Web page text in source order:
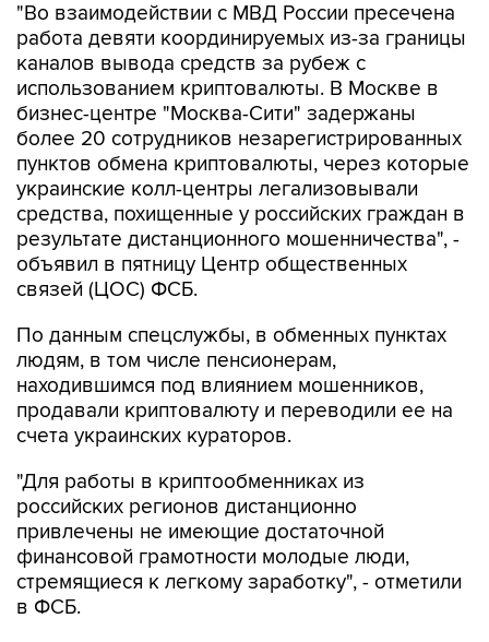
"Во взаимодействии с МВД России пресечена
работа девяти координируемых из-за границы
каналов вывода средств за рубеж с
использованием криптовалюты. В Москве в
бизнес-центре "Москва-Сити" задержаны
более 20 сотрудников незарегистрированных
пунктов обмена криптовалюты, через которые
украинские колл-центры легализовывали
средства, похищенные у российских граждан в
результате дистанционного мошенничества", -
объявил в пятницу Центр общественных
связей (ЦОС) ФСБ.
По данным спецслужбы, в обменных пунктах
людям, в том числе пенсионерам,
находившимся под влиянием мошенников,
продавали криптовалюту и переводили ее на
счета украинских кураторов.
"Для работы в криптообменниках из
российских регионов дистанционно
привлечены не имеющие достаточной
финансовой грамотности молодые люди,
стремящиеся к легкому заработку", - отметили
в ФСБ.